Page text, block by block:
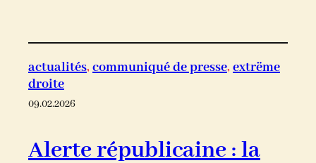
actualités, communiqué de presse, extrëme
droite
09.02.2026
Alerte républicaine : la